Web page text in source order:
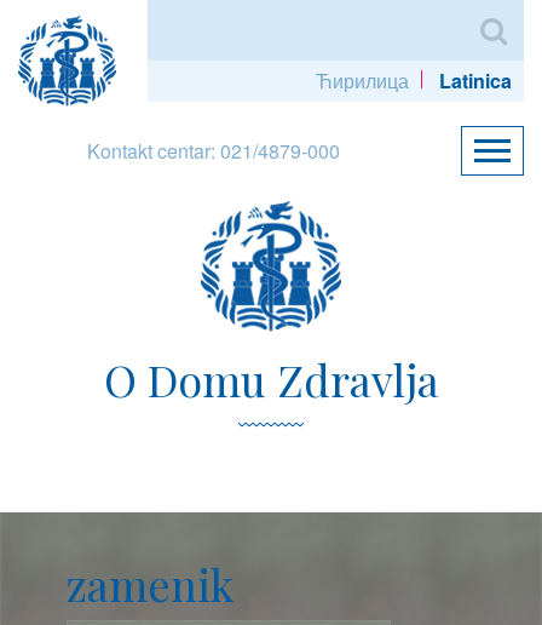
Ћирилица Latinica
Kontakt centar: 021/4879-000
O Domu Zdravlja
zamenik